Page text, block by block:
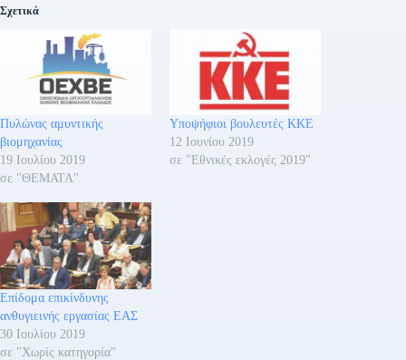
Σχετικά
Πυλώνας αμυντικής
βιομηχανίας
19 Ιουλίου 2019
σε "ΘΕΜΑΤΑ"
Υποψήφιοι βουλευτές ΚΚΕ
12 Ιουνίου 2019
σε "Εθνικές εκλογές 2019"
Επίδομα επικίνδυνης
ανθυγιεινής εργασίας ΕΑΣ
30 Ιουλίου 2019
σε "Χωρίς κατηγορία"